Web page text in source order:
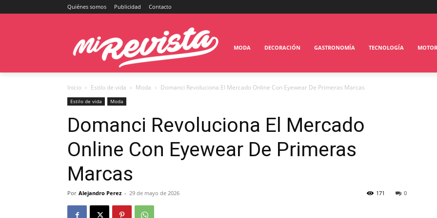
Quiénes somos Publicidad Contacto
MODA DECORACIÓN GASTRONOMÍA TECNOLOGÍA MOTOR
Inicio Estilo de vida Moda Domanci Revoluciona El Mercado Online Con Eyewear De Primeras Marcas
Estilo de vida Moda
Domanci Revoluciona El Mercado
Online Con Eyewear De Primeras
Marcas
Por Alejandro Perez - 29 de mayo de 2026 0
171